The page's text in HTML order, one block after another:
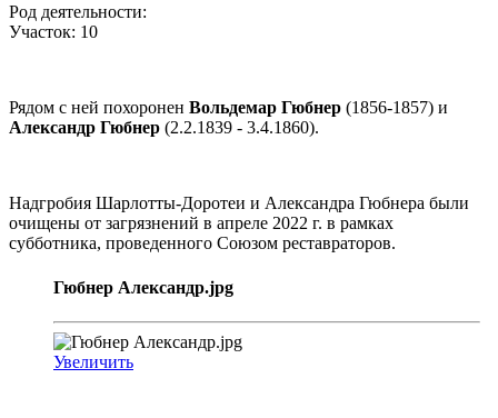
Род деятельности:
Участок: 10
Рядом с ней похоронен Вольдемар Гюбнер (1856-1857) и
Александр Гюбнер (2.2.1839 - 3.4.1860).
Надгробия Шарлотты-Доротеи и Александра Гюбнера были
очищены от загрязнений в апреле 2022 г. в рамках
субботника, проведенного Союзом реставраторов.
Гюбнер Александр.jpg
Увеличить